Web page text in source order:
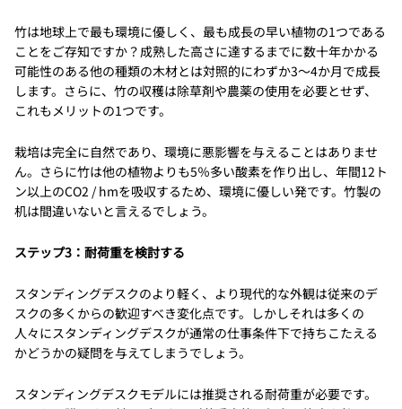
竹は地球上で最も環境に優しく、最も成長の早い植物の1つである
ことをご存知ですか？成熟した高さに達するまでに数十年かかる
可能性のある他の種類の木材とは対照的にわずか3〜4か月で成長
します。さらに、竹の収穫は除草剤や農薬の使用を必要とせず、
これもメリットの1つです。
栽培は完全に自然であり、環境に悪影響を与えることはありませ
ん。さらに竹は他の植物よりも5％多い酸素を作り出し、年間12ト
ン以上のCO2 / hmを吸収するため、環境に優しい発です。竹製の
机は間違いないと言えるでしょう。
ステップ3：耐荷重を検討する
スタンディングデスクのより軽く、より現代的な外観は従来のデ
スクの多くからの歓迎すべき変化点です。しかしそれは多くの
人々にスタンディングデスクが通常の仕事条件下で持ちこたえる
かどうかの疑問を与えてしまうでしょう。
スタンディングデスクモデルには推奨される耐荷重が必要です。